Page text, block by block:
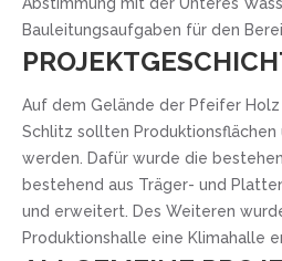
Bauleitungsaufgaben für den
Auf dem Gelände der Pfeifer
Schlitz sollten
werden. Dafür wurde die
bestehend aus Träger- und
und erweitert. Des Weiteren
Produktionshalle eine Klimahalle